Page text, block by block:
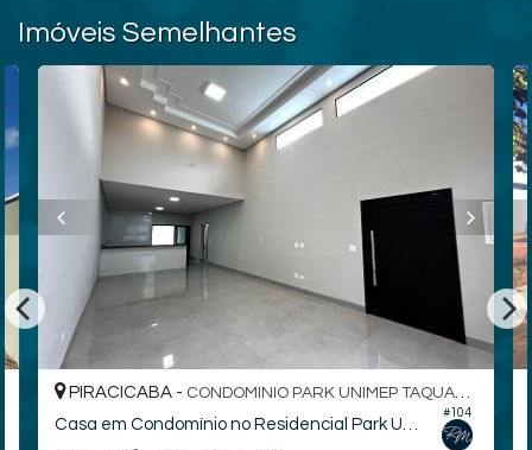
Imóveis Semelhantes
#104
PIRACICABA - CONDOMINIO PARK UNIMEP TAQUARAL